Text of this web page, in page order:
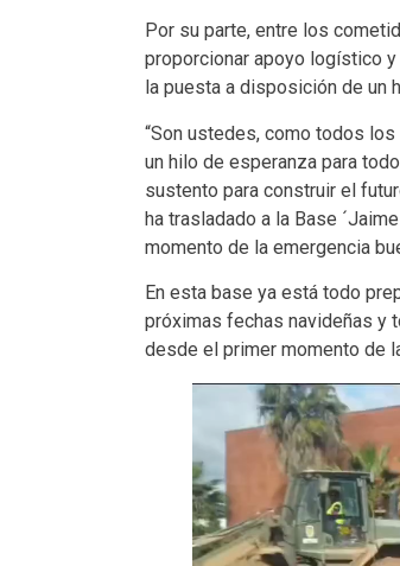
Por su parte, entre los
proporcionar apoyo logístico
la puesta a disposición de un
“Son ustedes, como todos
un hilo de esperanza para
sustento para construir el
ha trasladado a la Base
momento de la emergencia
En esta base ya está todo
próximas fechas navideñas y
desde el primer momento de